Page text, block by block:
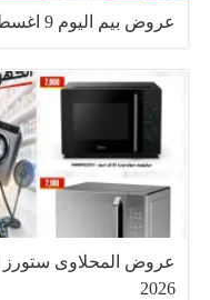
عروض بيم اليوم 9 اغسطس 2026
2026